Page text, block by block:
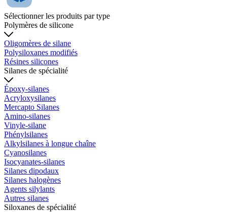
Sélectionner les produits par type
Polymères de silicone
Oligomères de silane
Polysiloxanes modifiés
Résines silicones
Silanes de spécialité
Époxy-silanes
Acryloxysilanes
Mercapto Silanes
Amino-silanes
Vinyle-silane
Phénylsilanes
Alkylsilanes à longue chaîne
Cyanosilanes
Isocyanates-silanes
Silanes dipodaux
Silanes halogènes
Agents silylants
Autres silanes
Siloxanes de spécialité